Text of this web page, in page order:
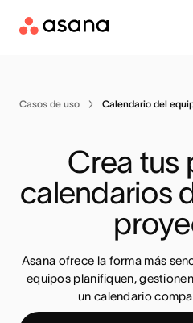
Casos de uso Calendario del
Crea tus
calendarios
Asana ofrece la forma más
equipos planifiquen,
un calendario